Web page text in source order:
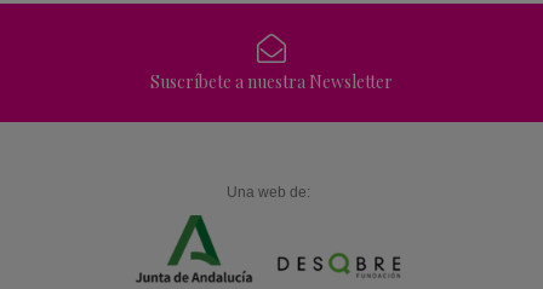
Suscríbete a nuestra Newsletter
Una web de: